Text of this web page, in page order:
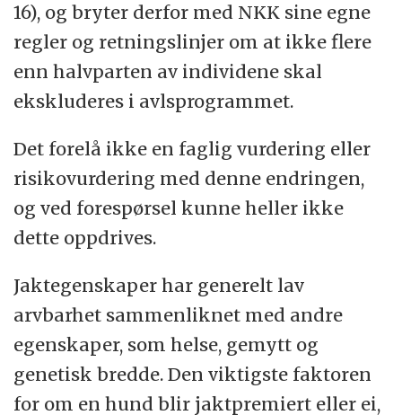
16), og bryter derfor med NKK sine egne
regler og retningslinjer om at ikke flere
enn halvparten av individene skal
ekskluderes i avlsprogrammet.
Det forelå ikke en faglig vurdering eller
risikovurdering med denne endringen,
og ved forespørsel kunne heller ikke
dette oppdrives.
Jaktegenskaper har generelt lav
arvbarhet sammenliknet med andre
egenskaper, som helse, gemytt og
genetisk bredde. Den viktigste faktoren
for om en hund blir jaktpremiert eller ei,